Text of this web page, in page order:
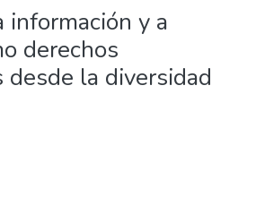
información y a
derechos
desde la diversidad